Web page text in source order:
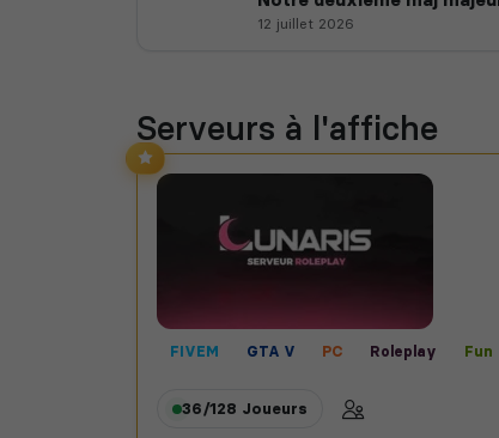
12 juillet 2026
Serveurs à l'affiche
FIVEM GTA V PC Roleplay Fun
36/128 Joueurs